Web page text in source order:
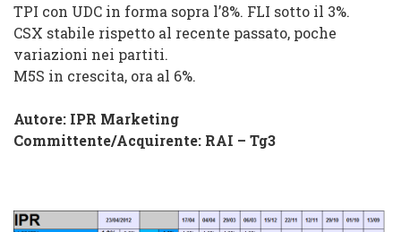
TPI con UDC in forma sopra l’8%. FLI sotto il 3%.
CSX stabile rispetto al recente passato, poche
variazioni nei partiti.
M5S in crescita, ora al 6%.
Autore: IPR Marketing
Committente/Acquirente: RAI – Tg3